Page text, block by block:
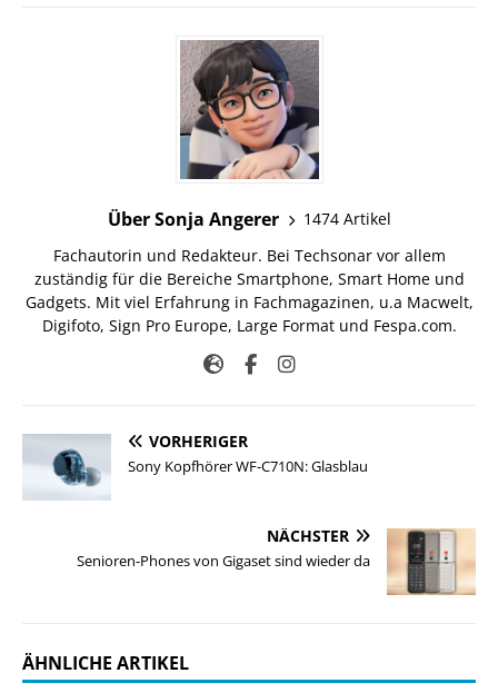
Über Sonja Angerer
1474 Artikel
Fachautorin und Redakteur. Bei Techsonar vor allem
zuständig für die Bereiche Smartphone, Smart Home und
Gadgets. Mit viel Erfahrung in Fachmagazinen, u.a Macwelt,
Digifoto, Sign Pro Europe, Large Format und Fespa.com.
VORHERIGER
Sony Kopfhörer WF-C710N: Glasblau
NÄCHSTER
Senioren-Phones von Gigaset sind wieder da
ÄHNLICHE ARTIKEL